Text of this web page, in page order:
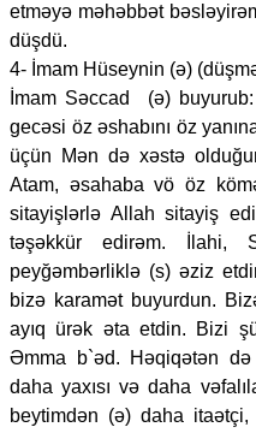
etməyə məhəbbət
düşdü.
4- İmam Hüseynin (ə)
İmam Səccad (ə)
gecəsi öz əshabını öz
üçün Mən də xəstə
Atam, əsahaba vö öz
sitayişlərlə Allah sitayiş
təşəkkür edirəm. İlahi,
peyğəmbərliklə (s) əziz
bizə karamət buyurdun.
ayıq ürək əta etdin. Bizi
Əmma b`əd. Həqiqətən
daha yaxısı və daha
beytimdən (ə) daha itaətçi,